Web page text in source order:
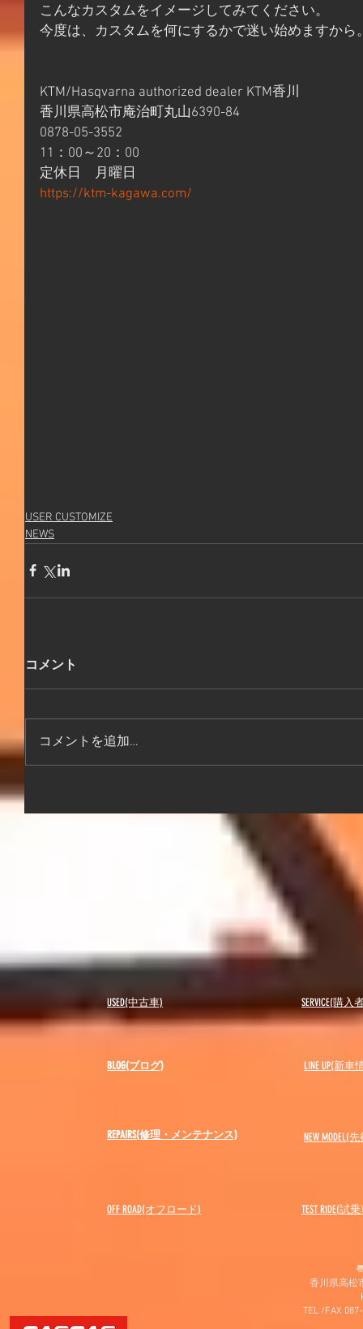
こんなカスタムをイメージしてみてください。
今度は、カスタムを何にするかで迷い始めますから
KTM/Hasqvarna authorized dealer KTM香川
香川県高松市庵治町丸山6390-84
0878-05-3552
11：00～20：00
定休日　月曜日
https://ktm-kagawa.com/
USER CUSTOMIZE
NEWS
コメント
コメントを追加…
USED(中古車) SERVICE(購
BLOG(ブログ) LINE UP(新車
REPAIRS(修理・メンテナンス) NEW MODEL(先
OFF ROAD(オフロード) ​TEST RIDE(試
香川県高松
TEL /FAX